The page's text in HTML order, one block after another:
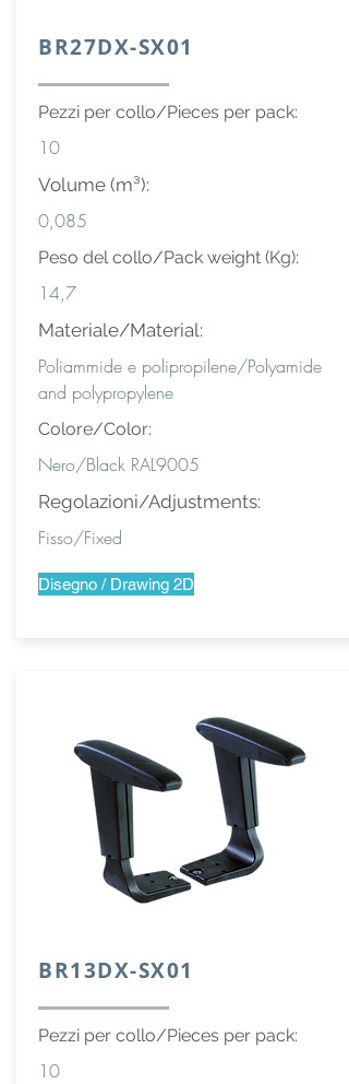
BR27DX-SX01
Pezzi per collo/Pieces per pack:
10
Volume (m³):
0,085
Peso del collo/Pack weight (Kg):
14,7
Materiale/Material:
Poliammide e polipropilene/Polyamide
and polypropylene
Colore/Color:
Nero/Black RAL9005
Regolazioni/Adjustments:
Fisso/Fixed
Disegno / Drawing 2D
BR13DX-SX01
Pezzi per collo/Pieces per pack:
10